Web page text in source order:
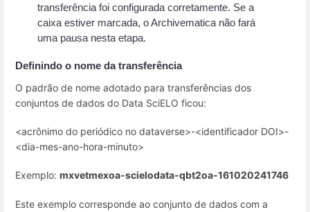
transferência foi configurada corretamente. Se a
caixa estiver marcada, o Archivematica não fará
uma pausa nesta etapa.
Definindo o nome da transferência
O padrão de nome adotado para transferências dos
conjuntos de dados do Data SciELO ficou:
<acrônimo do periódico no dataverse>-<identificador DOI>-
<dia-mes-ano-hora-minuto>
Exemplo: mxvetmexoa-scielodata-qbt2oa-161020241746
Este exemplo corresponde ao conjunto de dados com a